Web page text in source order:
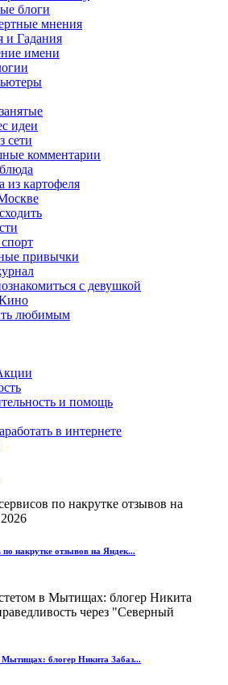
блоги
мнения
и Гадания
имени
идеи
сети
комментарии
из картофеля
привычки
с девушкой
любимым
и помощь
в интернете
накрутке отзывов на Яндек...
Мытищах: блогер Никита Забаз...